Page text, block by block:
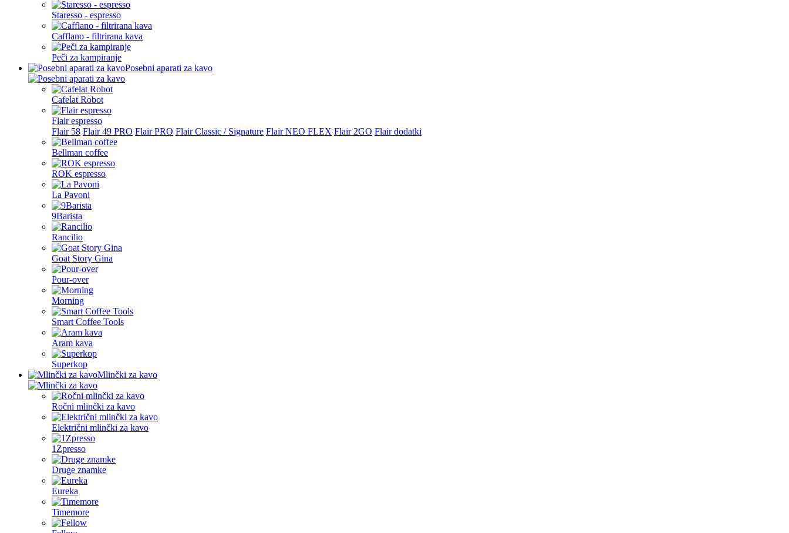
Staresso - espresso
Cafflano - filtrirana kava
Peči za kampiranje
Posebni aparati za kavo
Cafelat Robot
Flair espresso
Flair 58 Flair 49 PRO Flair PRO Flair Classic / Signature Flair NEO FLEX Flair 2GO Flair dodatki
Bellman coffee
ROK espresso
La Pavoni
9Barista
Rancilio
Goat Story Gina
Pour-over
Morning
Smart Coffee Tools
Aram kava
Superkop
Mlinčki za kavo
Ročni mlinčki za kavo
Električni mlinčki za kavo
1Zpresso
Druge znamke
Eureka
Timemore